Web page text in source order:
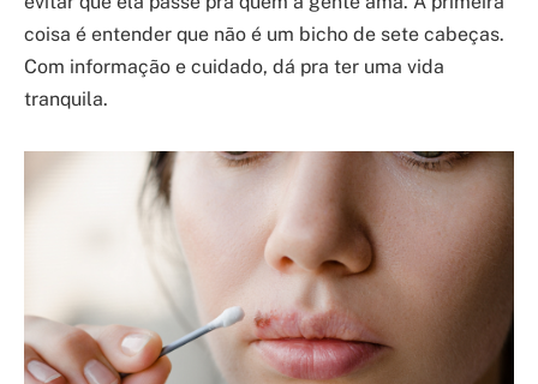
coisa é entender que não é um bicho de sete cabeças.
Com informação e cuidado, dá pra ter uma vida
tranquila.